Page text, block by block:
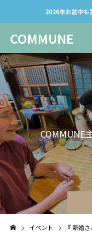
2026年お盆中も
COMMUNE
COMMUNE主催
イベント 『 新婚さ